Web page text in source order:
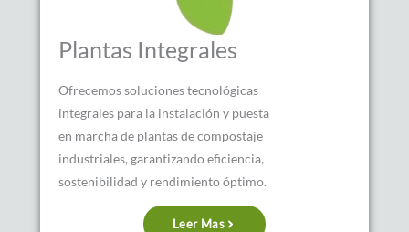
Plantas Integrales
Ofrecemos soluciones tecnológicas
integrales para la instalación y puesta
en marcha de plantas de compostaje
industriales, garantizando eficiencia,
sostenibilidad y rendimiento óptimo.
Leer Mas